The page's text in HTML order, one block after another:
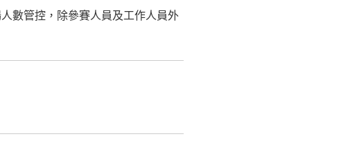
數管控，除參賽人員及工作人員外